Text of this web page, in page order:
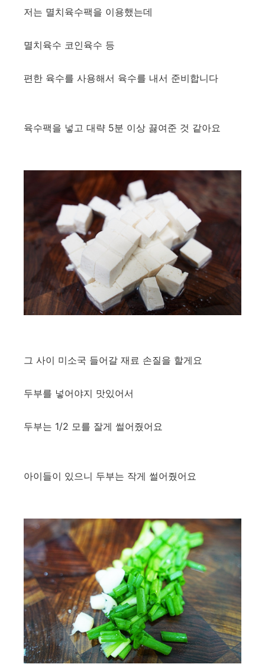
저는 멸치육수팩을 이용했는데
멸치육수 코인육수 등
편한 육수를 사용해서 육수를 내서 준비합니다
육수팩을 넣고 대략 5분 이상 끓여준 것 같아요
그 사이 미소국 들어갈 재료 손질을 할게요
두부를 넣어야지 맛있어서
두부는 1/2 모를 잘게 썰어줬어요
아이들이 있으니 두부는 작게 썰어줬어요